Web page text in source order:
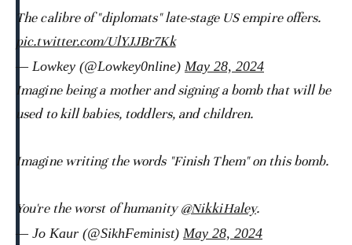
The calibre of "diplomats" late-stage US empire offers.
pic.twitter.com/UlYJJBr7Kk
— Lowkey (@Lowkey0nline) May 28, 2024
Imagine being a mother and signing a bomb that will be
used to kill babies, toddlers, and children.
Imagine writing the words "Finish Them" on this bomb.
You're the worst of humanity@NikkiHaley.
— Jo Kaur (@SikhFeminist) May 28, 2024